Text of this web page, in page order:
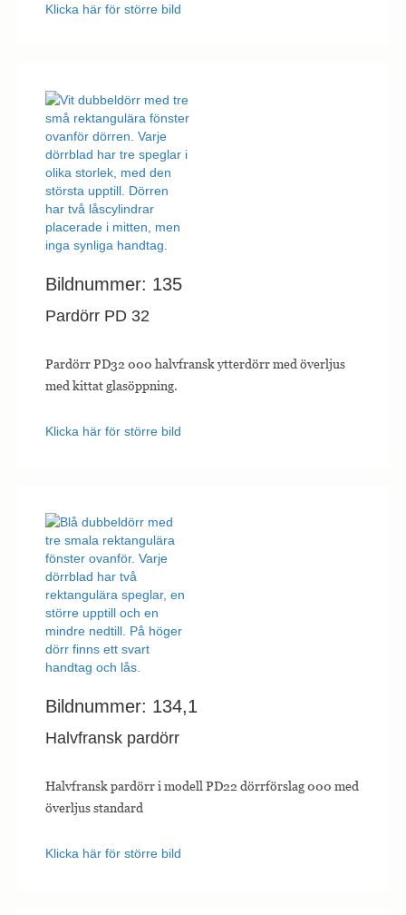
Klicka här för större bild
Bildnummer: 135
Pardörr PD 32
Pardörr PD32 000 halvfransk ytterdörr med överljus
med kittat glasöppning.
Klicka här för större bild
Bildnummer: 134,1
Halvfransk pardörr
Halvfransk pardörr i modell PD22 dörrförslag 000 med
överljus standard
Klicka här för större bild